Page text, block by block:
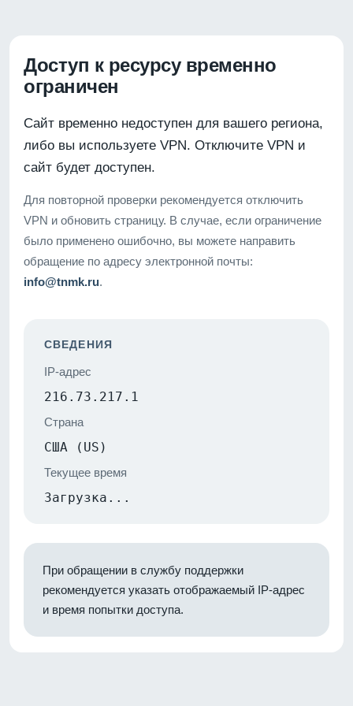
Доступ к ресурсу временно
ограничен
Сайт временно недоступен для вашего региона,
либо вы используете VPN. Отключите VPN и
сайт будет доступен.
Для повторной проверки рекомендуется отключить
VPN и обновить страницу. В случае, если ограничение
было применено ошибочно, вы можете направить
обращение по адресу электронной почты:
info@tnmk.ru.
СВЕДЕНИЯ
IP-адрес
216.73.217.1
Страна
США (US)
Текущее время
Загрузка...
При обращении в службу поддержки
рекомендуется указать отображаемый IP-адрес
и время попытки доступа.